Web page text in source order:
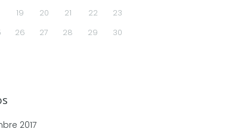
19 20 21 22
23
26 27 28 29
30
2017